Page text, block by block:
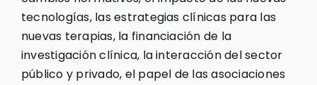
tecnologías, las estrategias clínicas para las
nuevas terapias, la financiación de la
investigación clínica, la interacción del sector
público y privado, el papel de las asociaciones